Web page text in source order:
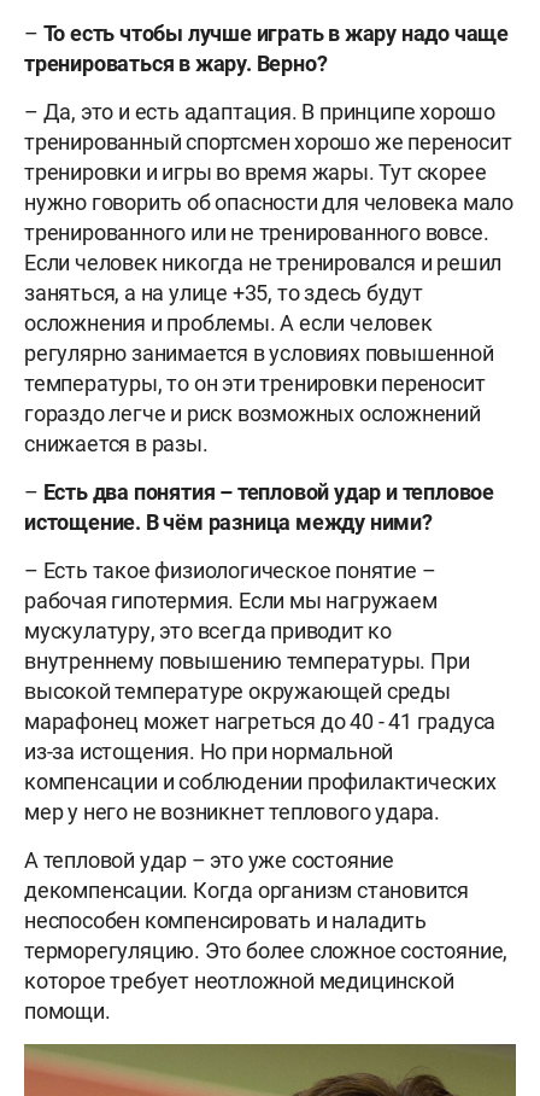
– То есть чтобы лучше играть в жару надо чаще
тренироваться в жару. Верно?
– Да, это и есть адаптация. В принципе хорошо
тренированный спортсмен хорошо же переносит
тренировки и игры во время жары. Тут скорее
нужно говорить об опасности для человека мало
тренированного или не тренированного вовсе.
Если человек никогда не тренировался и решил
заняться, а на улице +35, то здесь будут
осложнения и проблемы. А если человек
регулярно занимается в условиях повышенной
температуры, то он эти тренировки переносит
гораздо легче и риск возможных осложнений
снижается в разы.
– Есть два понятия – тепловой удар и тепловое
истощение. В чём разница между ними?
– Есть такое физиологическое понятие –
рабочая гипотермия. Если мы нагружаем
мускулатуру, это всегда приводит ко
внутреннему повышению температуры. При
высокой температуре окружающей среды
марафонец может нагреться до 40 - 41 градуса
из-за истощения. Но при нормальной
компенсации и соблюдении профилактических
мер у него не возникнет теплового удара.
А тепловой удар – это уже состояние
декомпенсации. Когда организм становится
неспособен компенсировать и наладить
терморегуляцию. Это более сложное состояние,
которое требует неотложной медицинской
помощи.